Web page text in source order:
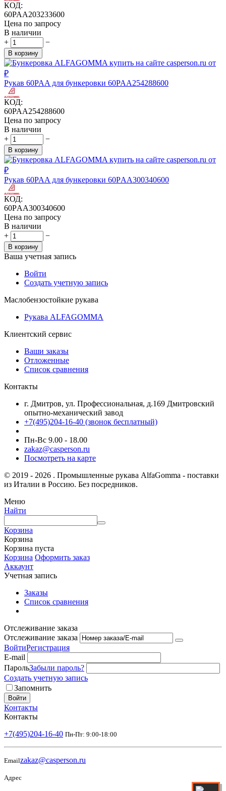
КОД:
60PAA203233600
Цена по запросу
В наличии
+
−
В корзину
Рукав 60PAA для бункеровки 60PAA254288600
КОД:
60PAA254288600
Цена по запросу
В наличии
+
−
В корзину
Рукав 60PAA для бункеровки 60PАА300340600
КОД:
60PАА300340600
Цена по запросу
В наличии
+
−
В корзину
Ваша учетная запись
Войти
Создать учетную запись
Маслобензостойкие рукава
Рукава ALFAGOMMA
Клиентский сервис
Ваши заказы
Отложенные
Список сравнения
Контакты
г. Дмитров, ул. Профессиональная, д.169 Дмитровский
опытно-механический завод
+7(495)204-16-40 (звонок бесплатный)
Пн-Вс 9.00 - 18.00
zakaz@casperson.ru
Посмотреть на карте
© 2019 - 2026 . Промышленные рукава AlfaGomma - поставки
из Италии в Россию. Без посредников.
Меню
Найти
Корзина
Корзина
Корзина пуста
Корзина Оформить заказ
Аккаунт
Учетная запись
Заказы
Список сравнения
Отслеживание заказа
Отслеживание заказа
ВойтиРегистрация
E-mail
ПарольЗабыли пароль?
Создать учетную запись
Запомнить
Войти
Контакты
Контакты
+7(495)204-16-40 Пн-Пт: 9:00-18:00
Emailzakaz@casperson.ru
Адрес